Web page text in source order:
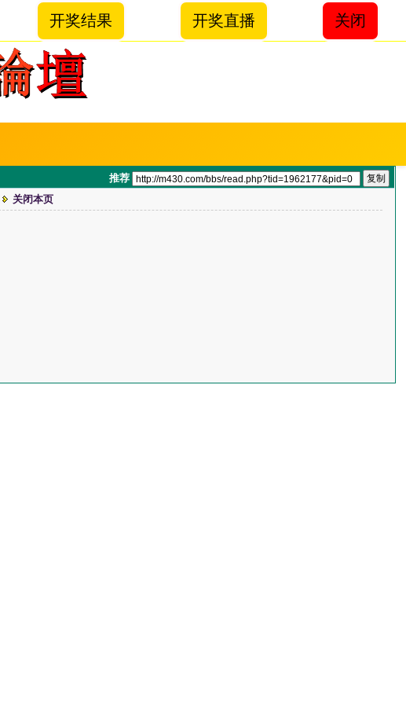
开奖结果 开奖直播 关闭
推荐
关闭本页